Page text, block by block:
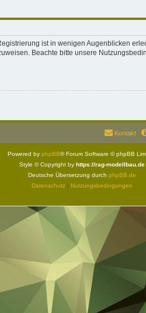
ist in wenigen Augenblicken
Beachte bitte unsere
Kontakt
Powered by phpBB® Forum Software © phpBB
Style © Copyright by https://rag-modellbau.de
Deutsche Übersetzung durch phpBB.de
Datenschutz| Nutzungsbedingungen